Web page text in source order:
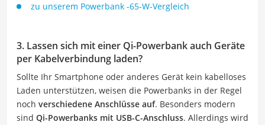
zu unserem Powerbank -65-W-Vergleich
3. Lassen sich mit einer Qi-Powerbank auch Geräte
per Kabelverbindung laden?
Sollte Ihr Smartphone oder anderes Gerät kein kabelloses
Laden unterstützen, weisen die Powerbanks in der Regel
noch verschiedene Anschlüsse auf. Besonders modern
sind Qi-Powerbanks mit USB-C-Anschluss. Allerdings wird